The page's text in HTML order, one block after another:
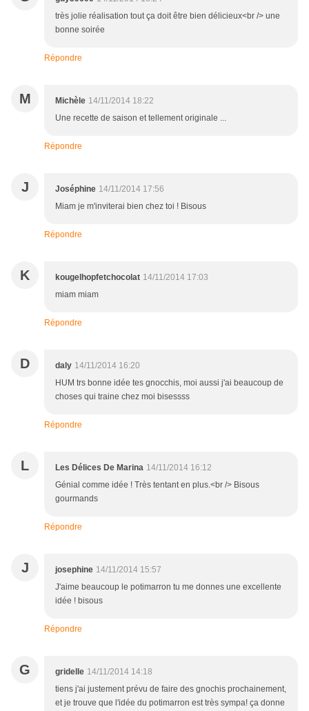
très jolie réalisation tout ça doit être bien délicieux<br /> une
bonne soirée
Répondre
M Michèle 14/11/2014 18:22
Une recette de saison et tellement originale ...
Répondre
J Joséphine 14/11/2014 17:56
Miam je m'inviterai bien chez toi ! Bisous
Répondre
K kougelhopfetchocolat 14/11/2014 17:03
miam miam
Répondre
D daly 14/11/2014 16:20
HUM trs bonne idée tes gnocchis, moi aussi j'ai beaucoup de
choses qui traine chez moi bisessss
Répondre
L Les Délices De Marina 14/11/2014 16:12
Génial comme idée ! Très tentant en plus.<br /> Bisous
gourmands
Répondre
J josephine 14/11/2014 15:57
J'aime beaucoup le potimarron tu me donnes une excellente
idée ! bisous
Répondre
G gridelle 14/11/2014 14:18
tiens j'ai justement prévu de faire des gnochis prochainement,
et je trouve que l'idée du potimarron est très sympa! ça donne